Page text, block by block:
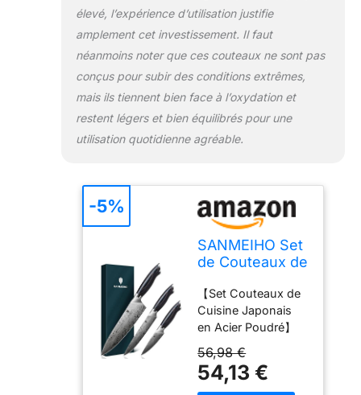
légumes et le
poisson facilement
et avec précision.
【Ensemble de
Couteaux de
cuisine
Cet 3 pièces
ensemble de
professionnels de la
cuisine et les
passionnés de
cuisine. Il comprend
professionnel de 20
cm, idéal pour la
découpe précise
des légumes, de la
viande et du
poisson ; un
élevé, l’expérience d’utilisation justifie
amplement cet investissement. Il faut
néanmoins noter que ces couteaux ne sont pas
conçus pour subir des conditions extrêmes,
mais ils tiennent bien face à l’oxydation et
restent légers et bien équilibrés pour une
utilisation quotidienne agréable.
SANMEIHO Set
de Couteaux de
Japonais 3
Pièces Acier en
Poudre
【Set Couteaux de
Cuisine Japonais
en Acier Poudré】
couteaux
SANMEIHO est
56,98 €
54,13 €
-5%